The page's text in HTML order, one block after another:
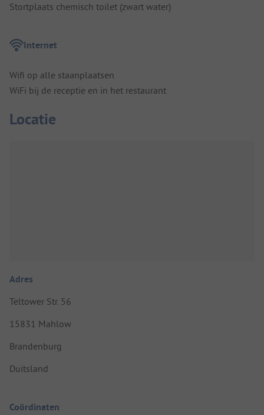
Stortplaats chemisch toilet (zwart water)
Internet
Wifi op alle staanplaatsen
WiFi bij de receptie en in het restaurant
Locatie
Adres
Teltower Str. 56
15831 Mahlow
Brandenburg
Duitsland
Coördinaten